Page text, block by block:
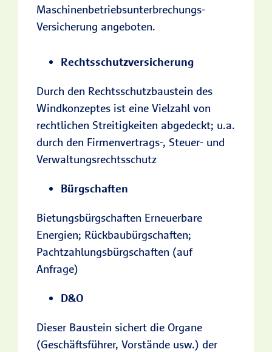
Maschinenbetriebsunterbrechungs-
Versicherung angeboten.
Rechtsschutzversicherung
Durch den Rechtsschutzbaustein des
Windkonzeptes ist eine Vielzahl von
rechtlichen Streitigkeiten abgedeckt; u.a.
durch den Firmenvertrags-, Steuer- und
Verwaltungsrechtsschutz
Bürgschaften
Bietungsbürgschaften Erneuerbare
Energien; Rückbaubürgschaften;
Pachtzahlungsbürgschaften (auf
Anfrage)
D&O
Dieser Baustein sichert die Organe
(Geschäftsführer, Vorstände usw.) der